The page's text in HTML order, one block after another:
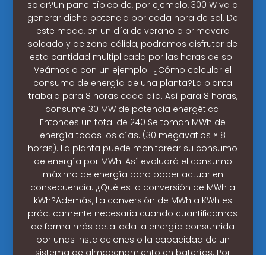
solar?Un panel típico de, por ejemplo, 300 W va a
generar dicha potencia por cada hora de sol. De
este modo, en un día de verano o primavera
soleado y de zona cálida, podremos disfrutar de
esta cantidad multiplicada por las horas de sol.
Veámoslo con un ejemplo:. ¿Cómo calcular el
consumo de energía de una planta?La planta
trabaja para 8 horas cada día. Así para 8 horas,
consume 30 MW de potencia energética.
Entonces un total de 240 Se toman MWh de
energía todos los días. (30 megavatios × 8
horas). La planta puede monitorear su consumo
de energía por MWh. Así evaluará el consumo
máximo de energía para poder actuar en
consecuencia. ¿Qué es la conversión de MWh a
kWh?Además, La conversión de MWh a KWh es
prácticamente necesaria cuando cuantificamos
de forma más detallada la energía consumida
por unas instalaciones o la capacidad de un
sistema de almacenamiento en baterías. Por